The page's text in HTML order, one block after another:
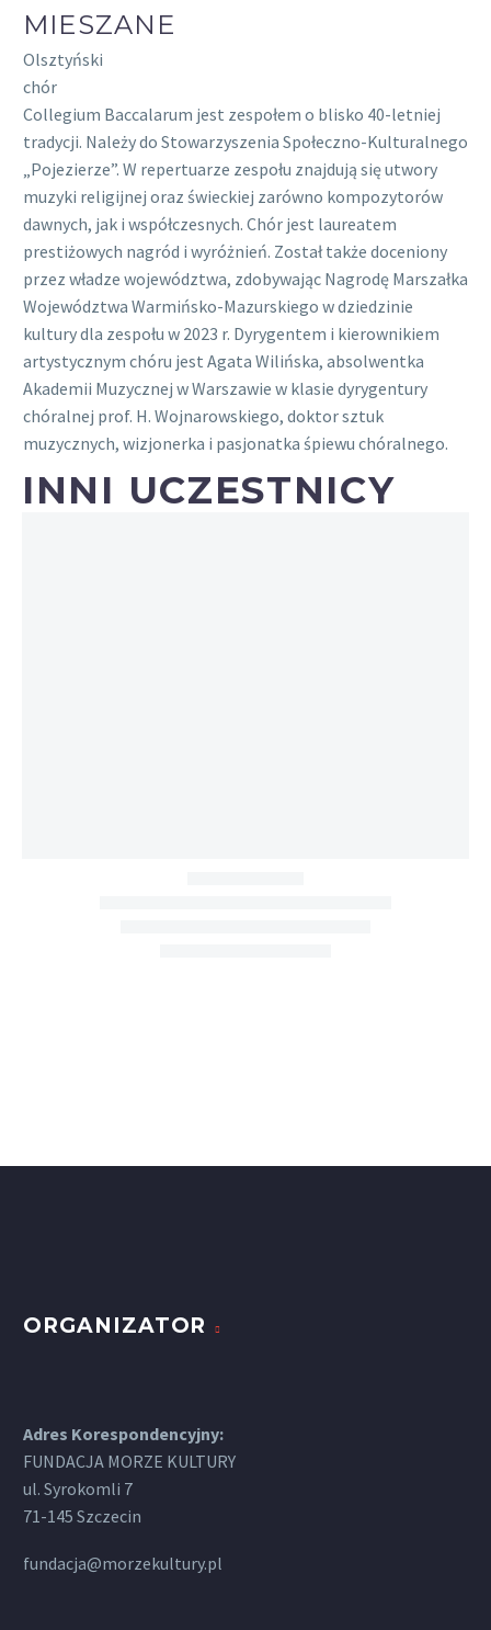
MIESZANE
Olsztyński
chór
Collegium Baccalarum jest zespołem o blisko 40-letniej
tradycji. Należy do Stowarzyszenia Społeczno-Kulturalnego
„Pojezierze”. W repertuarze zespołu znajdują się utwory
muzyki religijnej oraz świeckiej zarówno kompozytorów
dawnych, jak i współczesnych. Chór jest laureatem
prestiżowych nagród i wyróżnień. Został także doceniony
przez władze województwa, zdobywając Nagrodę Marszałka
Województwa Warmińsko-Mazurskiego w dziedzinie
kultury dla zespołu w 2023 r. Dyrygentem i kierownikiem
artystycznym chóru jest Agata Wilińska, absolwentka
Akademii Muzycznej w Warszawie w klasie dyrygentury
chóralnej prof. H. Wojnarowskiego, doktor sztuk
muzycznych, wizjonerka i pasjonatka śpiewu chóralnego.
INNI UCZESTNICY
Zespół Wrzos
ORGANIZATOR
Adres Korespondencyjny:
FUNDACJA MORZE KULTURY
ul. Syrokomli 7
71-145 Szczecin
fundacja@morzekultury.pl